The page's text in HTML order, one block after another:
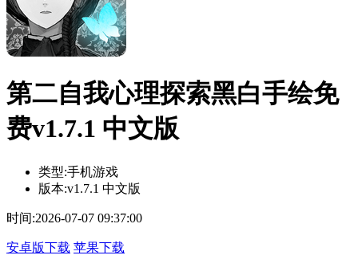
第二自我心理探索黑白手绘免
费v1.7.1 中文版
类型:手机游戏
版本:v1.7.1 中文版
时间:2026-07-07 09:37:00
安卓版下载 苹果下载